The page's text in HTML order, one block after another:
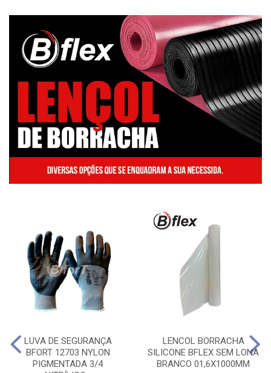
LUVA DE SEGURANÇA
BFORT 12703 NYLON
PIGMENTADA 3/4
LENCOL BORRACHA
SILICONE BFLEX SEM LONA
BRANCO 01,6X1000MM